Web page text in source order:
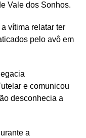
Vale dos Sonhos.
vítima relatar ter
pelo avô em
e comunicou
desconhecia a
a